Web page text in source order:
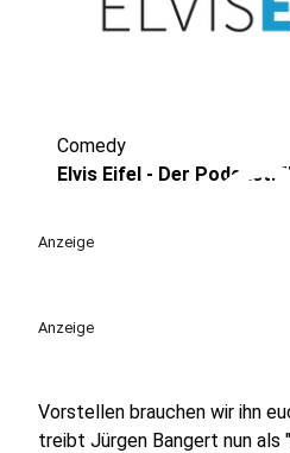
Comedy
Elvis Eifel - Der Podcast:
Anzeige
Anzeige
Vorstellen brauchen wir ihn
treibt Jürgen Bangert nun als